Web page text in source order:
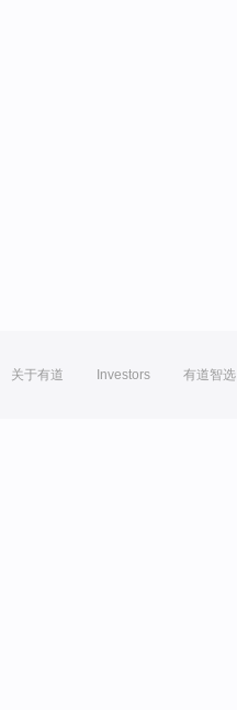
关于有道 Investors 有道智选